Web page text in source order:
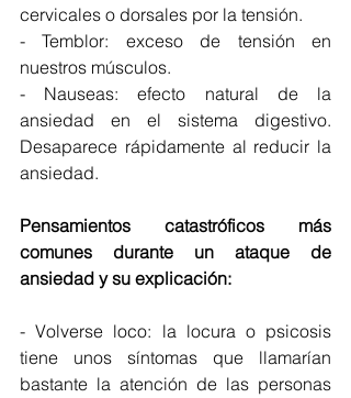
cervicales o dorsales por la tensión.
- Temblor: exceso de tensión en
nuestros músculos.
- Nauseas: efecto natural de la
ansiedad en el sistema digestivo.
Desaparece rápidamente al reducir la
ansiedad.
Pensamientos catastróficos más
comunes durante un ataque de
ansiedad y su explicación:
- Volverse loco: la locura o psicosis
tiene unos síntomas que llamarían
bastante la atención de las personas